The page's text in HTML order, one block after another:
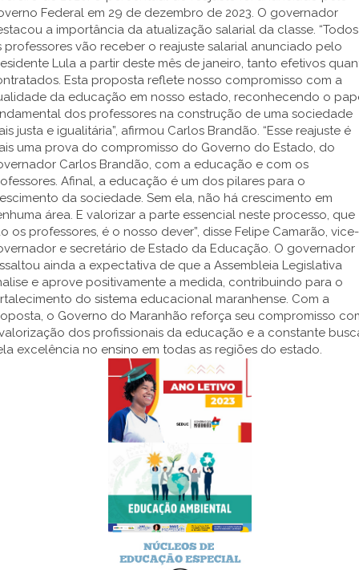
Federal em 29 de dezembro de 2023. O governador
a importância da atualização salarial da classe. “Todos
professores vão receber o reajuste salarial anunciado pelo
Lula a partir deste mês de janeiro, tanto efetivos
Esta proposta reflete nosso compromisso com a
da educação em nosso estado, reconhecendo o
dos professores na construção de uma sociedade
justa e igualitária”, afirmou Carlos Brandão. “Esse reajuste é
uma prova do compromisso do Governo do Estado, do
Carlos Brandão, com a educação e com os
Afinal, a educação é um dos pilares para o
da sociedade. Sem ela, não há crescimento em
área. E valorizar a parte essencial neste processo, que
os professores, é o nosso dever”, disse Felipe Camarão, vice-
e secretário de Estado da Educação. O governador
ainda a expectativa de que a Assembleia Legislativa
e aprove positivamente a medida, contribuindo para o
do sistema educacional maranhense. Com a
o Governo do Maranhão reforça seu compromisso
dos profissionais da educação e a constante
excelência no ensino em todas as regiões do estado.